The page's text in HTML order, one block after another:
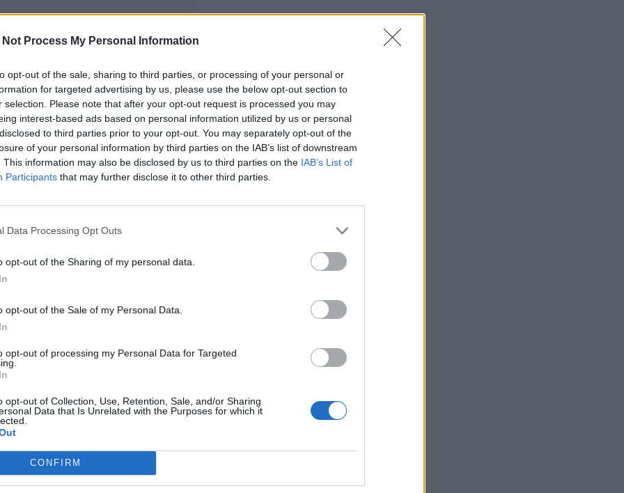
Not Process My Personal Information
opt-out of the sale, sharing to third parties, or processing of your personal or
for targeted advertising by us, please use the below opt-out section to
selection. Please note that after your opt-out request is processed you may
interest-based ads based on personal information utilized by us or personal
to third parties prior to your opt-out. You may separately opt-out of the
of your personal information by third parties on the IAB’s list of downstream
This information may also be disclosed by us to third parties on the IAB’s List of
Participants that may further disclose it to other third parties.
Data Processing Opt Outs
opt-out of the Sharing of my personal data.
opt-out of the Sale of my Personal Data.
opt-out of processing my Personal Data for Targeted
opt-out of Collection, Use, Retention, Sale, and/or Sharing
Data that Is Unrelated with the Purposes for which it
CONFIRM
antaa esimerkiksi kansallisen
pitkäaikaissairauksien
Lisäksi farmasian
uusia reseptejä tietyissä